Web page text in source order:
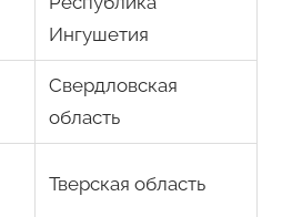
Ингушетия
Свердловская
область
Тверская область